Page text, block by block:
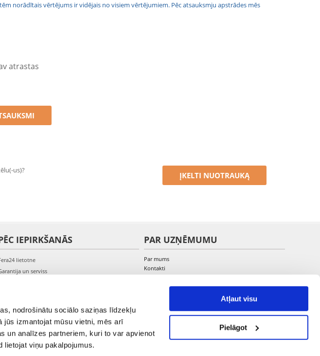
nodrošinātu sociālo saziņas līdzekļu
jūs izmantojat mūsu vietni, mēs arī
un analīzes partneriem, kuri to var apvienot
lietojat viņu pakalpojumus.
Atļaut visu
Pielāgot
norādītais vērtējums ir vidējais no visiem vērtējumiem. Pēc atsauksmju apstrādes mēs
atrastas
us)?
ĮKELTI NUOTRAUKĄ
IEPIRKŠANĀS
lietotne
un serviss
PAR UZŅĒMUMU
Par mums
Kontakti